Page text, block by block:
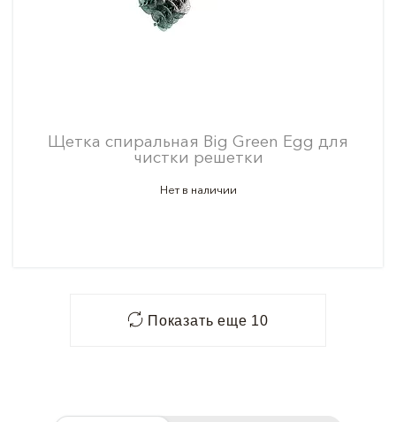
Щетка спиральная Big Green Egg для
чистки решетки
Нет в наличии
Показать еще 10